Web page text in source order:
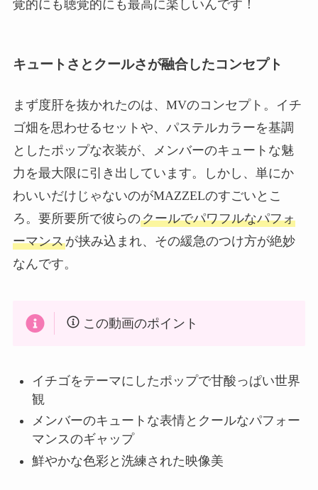
覚的にも聴覚的にも最高に楽しいんです！
キュートさとクールさが融合したコンセプト
まず度肝を抜かれたのは、MVのコンセプト。イチ
ゴ畑を思わせるセットや、パステルカラーを基調
としたポップな衣装が、メンバーのキュートな魅
力を最大限に引き出しています。しかし、単にか
わいいだけじゃないのがMAZZELのすごいとこ
ろ。要所要所で彼らのクールでパワフルなパフォ
ーマンスが挟み込まれ、その緩急のつけ方が絶妙
なんです。
この動画のポイント
イチゴをテーマにしたポップで甘酸っぱい世界
観
メンバーのキュートな表情とクールなパフォー
マンスのギャップ
鮮やかな色彩と洗練された映像美